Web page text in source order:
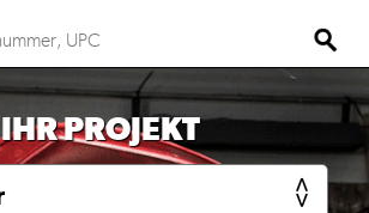
IHR PROJEKT